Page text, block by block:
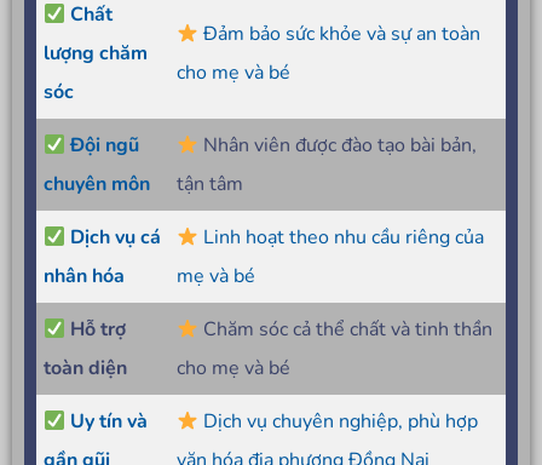
Chất
lượng chăm
sóc
Đảm bảo sức khỏe và sự an toàn
cho mẹ và bé
Đội ngũ
chuyên môn
Nhân viên được đào tạo bài bản,
tận tâm
Dịch vụ cá
nhân hóa
Linh hoạt theo nhu cầu riêng của
mẹ và bé
Hỗ trợ
toàn diện
Chăm sóc cả thể chất và tinh thần
cho mẹ và bé
Uy tín và
Dịch vụ chuyên nghiệp, phù hợp